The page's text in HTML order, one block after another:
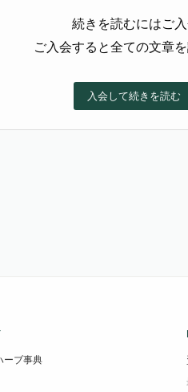
続きを読むにはご入
ご入会すると全ての文章
入会して続きを読む
ーブ事典